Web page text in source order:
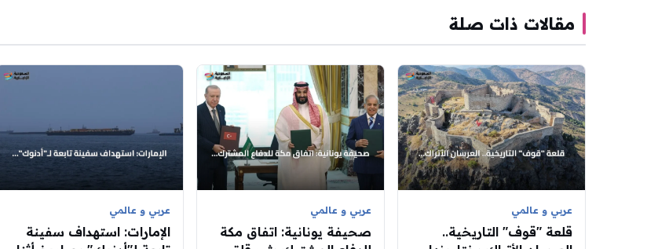
مقالات ذات صلة
عربي و عالمي
قلعة "قوف" التاريخية..
عربي و عالمي
صحيفة يونانية: اتفاق مكة
عربي و عالمي
الإمارات: استهداف سفينة